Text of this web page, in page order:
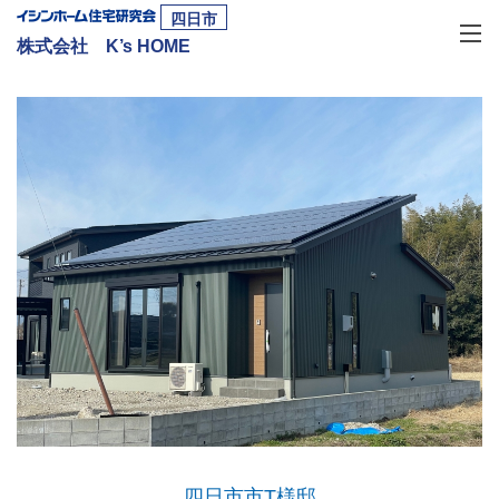
四日市
株式会社 K’s HOME